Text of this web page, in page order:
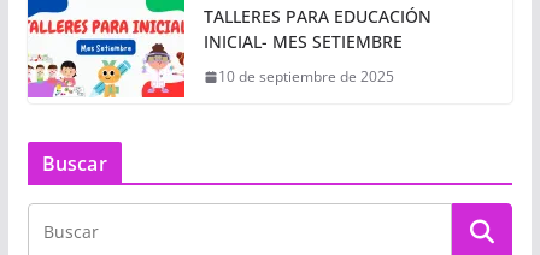
TALLERES PARA EDUCACIÓN
INICIAL- MES SETIEMBRE
10 de septiembre de 2025
Buscar